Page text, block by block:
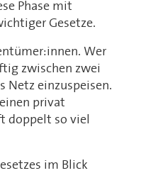
Phase mit
Gesetze.
Wer
zwischen zwei
Netz einzuspeisen.
privat
doppelt so viel
im Blick